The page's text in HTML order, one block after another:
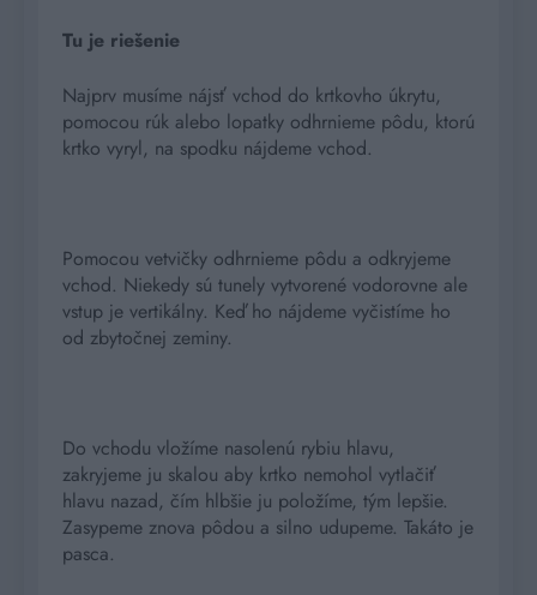
Tu je riešenie
Najprv musíme nájsť vchod do krtkovho úkrytu,
pomocou rúk alebo lopatky odhrnieme pôdu, ktorú
krtko vyryl, na spodku nájdeme vchod.
Pomocou vetvičky odhrnieme pôdu a odkryjeme
vchod. Niekedy sú tunely vytvorené vodorovne ale
vstup je vertikálny. Keď ho nájdeme vyčistíme ho
od zbytočnej zeminy.
Do vchodu vložíme nasolenú rybiu hlavu,
zakryjeme ju skalou aby krtko nemohol vytlačiť
hlavu nazad, čím hlbšie ju položíme, tým lepšie.
Zasypeme znova pôdou a silno udupeme. Takáto je
pasca.